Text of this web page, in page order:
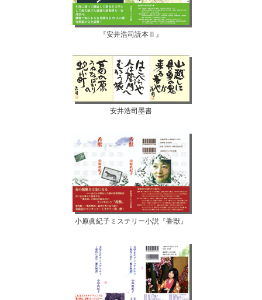
『安井浩司読本Ⅱ』
安井浩司墨書
小原眞紀子ミステリー小説『香獣』